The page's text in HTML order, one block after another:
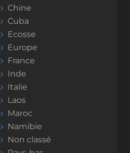
Chine
Cuba
Ecosse
Europe
France
Inde
Italie
Laos
Maroc
Namibie
Non classé